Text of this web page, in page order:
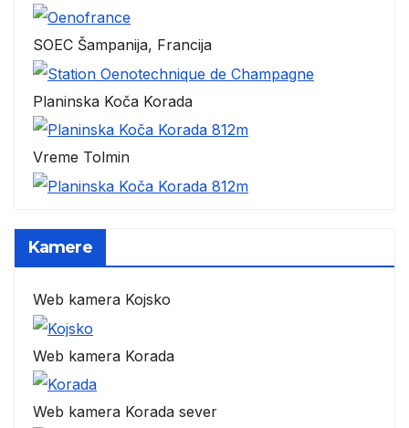
SOEC Šampanija, Francija
Planinska Koča Korada
Vreme Tolmin
Kamere
Web kamera Kojsko
Web kamera Korada
Web kamera Korada sever